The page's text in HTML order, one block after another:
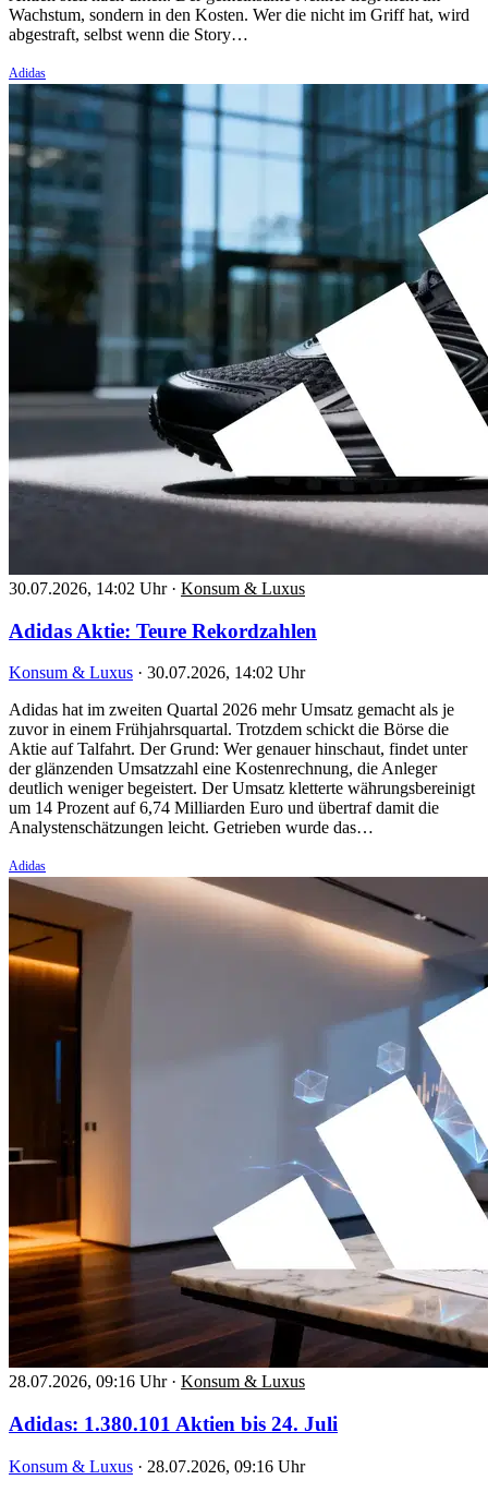
Wachstum, sondern in den Kosten. Wer die nicht im Griff hat, wird
abgestraft, selbst wenn die Story…
Adidas
30.07.2026, 14:02 Uhr · Konsum & Luxus
Adidas Aktie: Teure Rekordzahlen
Konsum & Luxus · 30.07.2026, 14:02 Uhr
Adidas hat im zweiten Quartal 2026 mehr Umsatz gemacht als je
zuvor in einem Frühjahrsquartal. Trotzdem schickt die Börse die
Aktie auf Talfahrt. Der Grund: Wer genauer hinschaut, findet unter
der glänzenden Umsatzzahl eine Kostenrechnung, die Anleger
deutlich weniger begeistert. Der Umsatz kletterte währungsbereinigt
um 14 Prozent auf 6,74 Milliarden Euro und übertraf damit die
Analystenschätzungen leicht. Getrieben wurde das…
Adidas
28.07.2026, 09:16 Uhr · Konsum & Luxus
Adidas: 1.380.101 Aktien bis 24. Juli
Konsum & Luxus · 28.07.2026, 09:16 Uhr